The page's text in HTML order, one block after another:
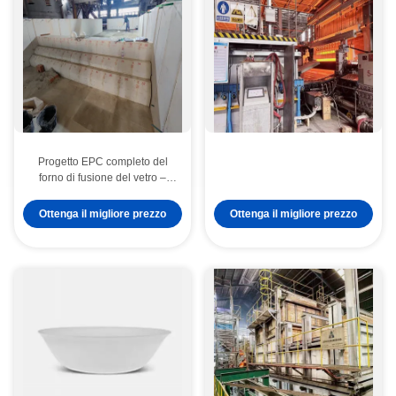
Progetto EPC completo del
forno di fusione del vetro –
personalizzato
Ottenga il migliore prezzo Ottenga il migliore prezzo